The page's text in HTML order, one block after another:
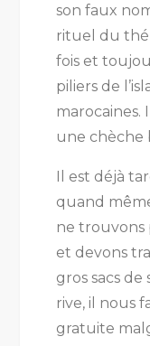
son faux
rituel du thé
fois et
piliers de
marocaines.
une chèche
Il est déjà
quand
ne trouvons
et devons
gros sacs de
rive, il nous
gratuite